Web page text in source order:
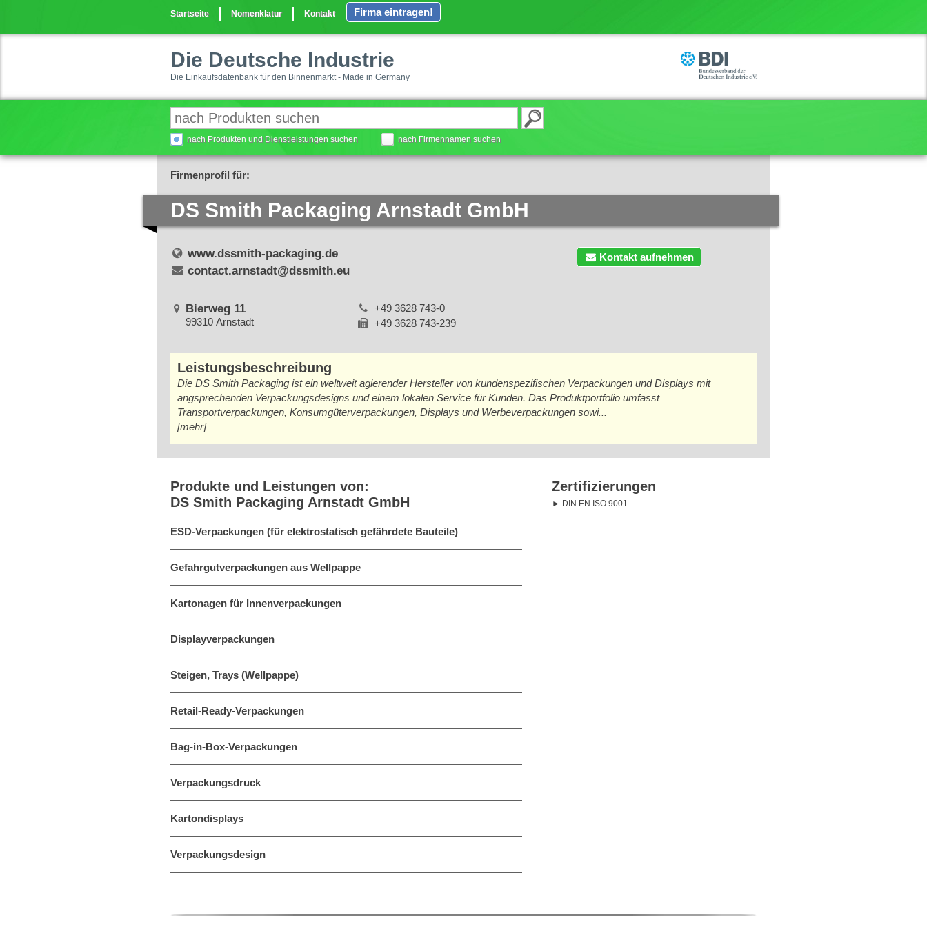
Startseite Nomenklatur Kontakt Firma eintragen!
Die Deutsche Industrie
Die Einkaufsdatenbank für den Binnenmarkt - Made in Germany
nach Produkten und Dienstleistungen suchen nach Firmennamen suchen
Firmenprofil für:
DS Smith Packaging Arnstadt GmbH
Kontakt aufnehmen
www.dssmith-packaging.de
contact.arnstadt@dssmith.eu
Bierweg 11
99310 Arnstadt
+49 3628 743-0
+49 3628 743-239
Leistungsbeschreibung
Die DS Smith Packaging ist ein weltweit agierender Hersteller von kundenspezifischen Verpackungen und Displays mit
angsprechenden Verpackungsdesigns und einem lokalen Service für Kunden. Das Produktportfolio umfasst
Transportverpackungen, Konsumgüterverpackungen, Displays und Werbeverpackungen sowi...
[mehr]
Produkte und Leistungen von:
DS Smith Packaging Arnstadt GmbH
ESD-Verpackungen (für elektrostatisch gefährdete Bauteile)
Gefahrgutverpackungen aus Wellpappe
Kartonagen für Innenverpackungen
Displayverpackungen
Steigen, Trays (Wellpappe)
Retail-Ready-Verpackungen
Bag-in-Box-Verpackungen
Verpackungsdruck
Kartondisplays
Verpackungsdesign
Zertifizierungen
DIN EN ISO 9001